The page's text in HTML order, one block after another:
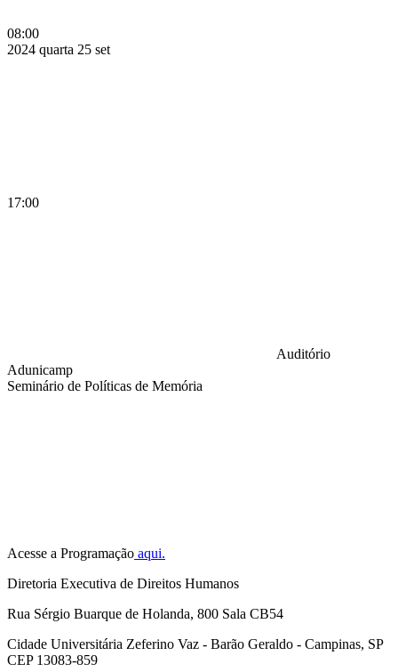
08:00
2024 quarta 25 set
17:00
Auditório
Adunicamp
Seminário de Políticas de Memória
Acesse a Programação aqui.
Diretoria Executiva de Direitos Humanos
Rua Sérgio Buarque de Holanda, 800 Sala CB54
Cidade Universitária Zeferino Vaz - Barão Geraldo - Campinas, SP
CEP 13083-859